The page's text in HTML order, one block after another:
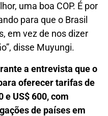
uma boa COP. É por
para que o Brasil
em vez de nos dizer
disse Muyungi.
a entrevista que o
oferecer tarifas de
e US$ 600, com
de países em